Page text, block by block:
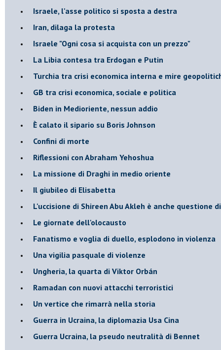
Israele, l'asse politico si sposta a destra
Iran, dilaga la protesta
Israele "Ogni cosa si acquista con un prezzo"
La Libia contesa tra Erdogan e Putin
Turchia tra crisi economica interna e mire
GB tra crisi economica, sociale e politica
Biden in Medioriente, nessun addio
È calato il sipario su Boris Johnson
Confini di morte
Riflessioni con Abraham Yehoshua
La missione di Draghi in medio oriente
Il giubileo di Elisabetta
L'uccisione di Shireen Abu Akleh è anche questione
Le giornate dell'olocausto
Fanatismo e voglia di duello, esplodono in violenza
Una vigilia pasquale di violenze
Ungheria, la quarta di Viktor Orbán
Ramadan con nuovi attacchi terroristici
Un vertice che rimarrà nella storia
Guerra in Ucraina, la diplomazia Usa Cina
Guerra Ucraina, la pseudo neutralità di Bennet